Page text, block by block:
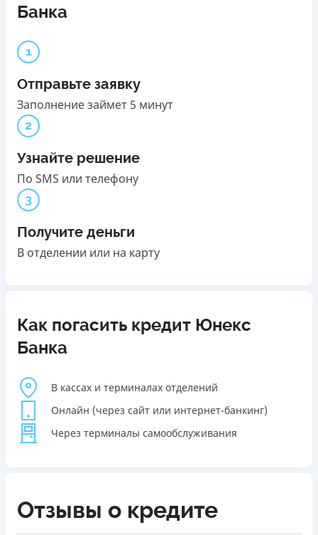
Банка
1
Отправьте заявку
Заполнение займет 5 минут
2
Узнайте решение
По SMS или телефону
3
Получите деньги
В отделении или на карту
Как погасить кредит Юнекс
Банка
В кассах и терминалах отделений
Онлайн (через сайт или интернет-банкинг)
Через терминалы самообслуживания
Отзывы о кредите